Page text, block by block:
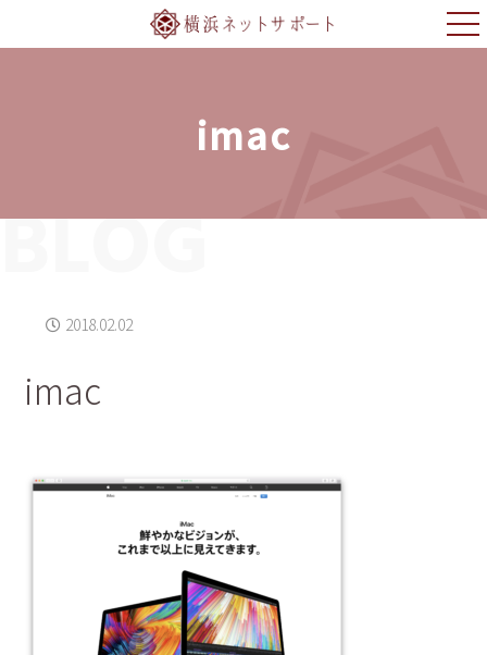
imac
BLOG
2018.02.02
imac